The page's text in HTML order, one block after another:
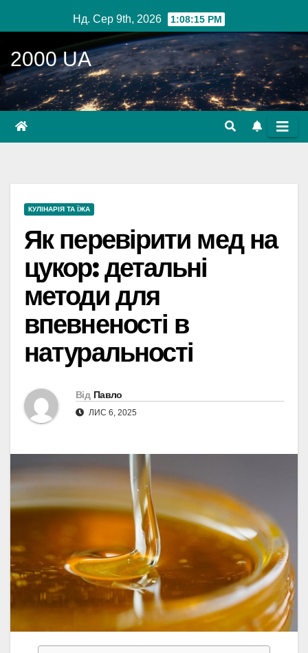
до
вмісту
Нд. Сер 9th, 2026 1:08:16 PM
2000 UA
КУЛІНАРІЯ ТА ЇЖА
Як перевірити мед на
цукор: детальні
методи для
впевненості в
натуральності
Від Павло
ЛИС 6, 2025